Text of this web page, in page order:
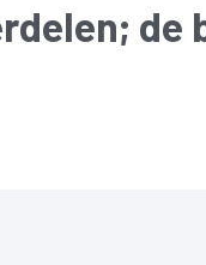
; de